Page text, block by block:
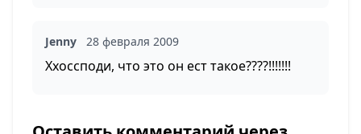
Jenny 28 февраля 2009
Ххоссподи, что это он ест такое????!!!!!!!